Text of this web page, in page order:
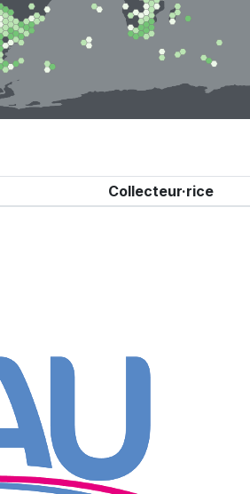
Collecteur·rice